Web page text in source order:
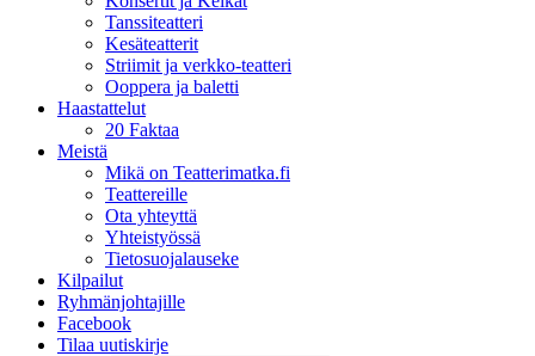
Tanssiteatteri
Kesäteatterit
Striimit ja verkko-teatteri
Ooppera ja baletti
Haastattelut
20 Faktaa
Meistä
Mikä on Teatterimatka.fi
Teattereille
Ota yhteyttä
Yhteistyössä
Tietosuojalauseke
Kilpailut
Ryhmänjohtajille
Facebook
Tilaa uutiskirje